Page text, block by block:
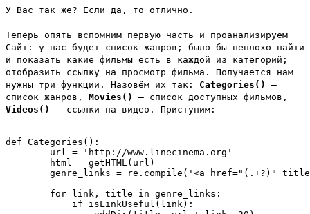
У Вас так же? Если да, то отлично.
Теперь опять вспомним первую часть и проанализируем
Сайт: у нас будет список жанров; было бы неплохо найти
и показать какие фильмы есть в каждой из категорий;
отобразить ссылку на просмотр фильма. Получается нам
нужны три функции. Назовём их так: Categories()
–
список жанров, Movies()
– список доступных фильмов,
Videos()
– ссылки на видео. Приступим:
def Categories():